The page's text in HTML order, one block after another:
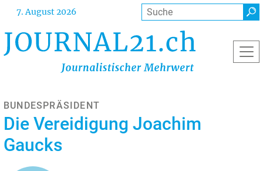
Direkt
Inhalt
7. August 2026 Suche
BUNDESPRÄSIDENT
Die Vereidigung Joachim
Gaucks